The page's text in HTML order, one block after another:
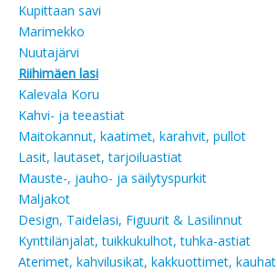
Kupittaan savi
Marimekko
Nuutajärvi
Riihimäen lasi
Kalevala Koru
Kahvi- ja teeastiat
Maitokannut, kaatimet, karahvit, pullot
Lasit, lautaset, tarjoiluastiat
Mauste-, jauho- ja säilytyspurkit
Maljakot
Design, Taidelasi, Figuurit & Lasilinnut
Kynttilänjalat, tuikkukulhot, tuhka-astiat
Aterimet, kahvilusikat, kakkuottimet, kauhat